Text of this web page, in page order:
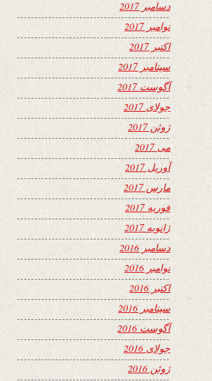
دسامبر 2017
نوامبر 2017
اکتبر 2017
سپتامبر 2017
آگوست 2017
جولای 2017
ژوئن 2017
می 2017
آوریل 2017
مارس 2017
فوریه 2017
ژانویه 2017
دسامبر 2016
نوامبر 2016
اکتبر 2016
سپتامبر 2016
آگوست 2016
جولای 2016
ژوئن 2016